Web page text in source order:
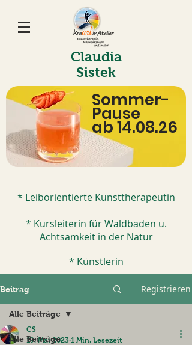
Claudia
Sistek
Sommer-
Pause
ab 14.08.26
* Leiborientierte Kunsttherapeutin
* Kursleiterin für Waldbaden u.
Achtsamkeit in der Natur
* Künstlerin​
Beitrag Registrieren
Alle Beiträge
Alle Beiträge
CS
19. Mai 2023 1 Min. Lesezeit